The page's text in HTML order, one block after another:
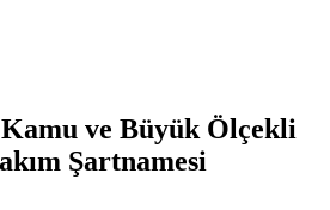
Kamu ve Büyük Ölçekli
Şartnamesi